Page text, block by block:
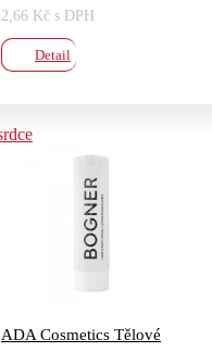
2,66 Kč s DPH
Detail
ADA Cosmetics Tělové